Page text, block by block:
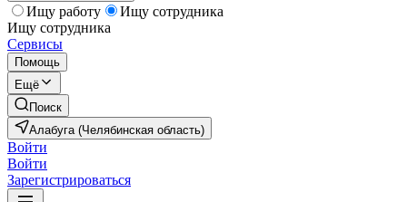
Ищу работу
Ищу сотрудника
Ищу сотрудника
Сервисы
Помощь
Ещё
Поиск
Алабуга (Челябинская область)
Войти
Войти
Зарегистрироваться